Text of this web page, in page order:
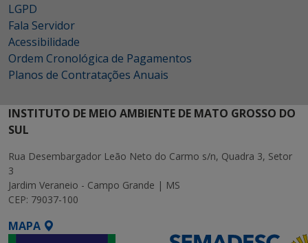
LGPD
Fala Servidor
Acessibilidade
Ordem Cronológica de Pagamentos
Planos de Contratações Anuais
INSTITUTO DE MEIO AMBIENTE DE MATO GROSSO DO
SUL
Rua Desembargador Leão Neto do Carmo s/n, Quadra 3, Setor
3
Jardim Veraneio - Campo Grande | MS
CEP: 79037-100
MAPA